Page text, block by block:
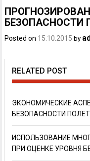
БЕЗОПАСНОСТИ
Posted on 15.10.2015 by
RELATED POST
ЭКОНОМИЧЕСКИЕ
БЕЗОПАСНОСТИ
ИСПОЛЬЗОВАНИЕ
ПРИ ОЦЕНКЕ УРОВНЯ